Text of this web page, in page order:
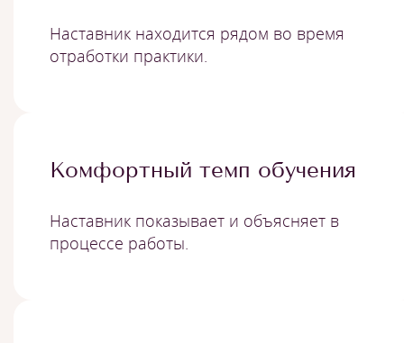
Наставник находится рядом во время
отработки практики.
Комфортный темп обучения
Наставник показывает и объясняет в
процессе работы.